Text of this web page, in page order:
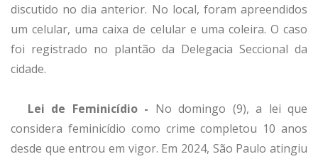
discutido no dia anterior. No local, foram apreendidos
um celular, uma caixa de celular e uma coleira. O caso
foi registrado no plantão da Delegacia Seccional da
cidade.
Lei de Feminicídio - No domingo (9), a lei que
considera feminicídio como crime completou 10 anos
desde que entrou em vigor. Em 2024, São Paulo atingiu